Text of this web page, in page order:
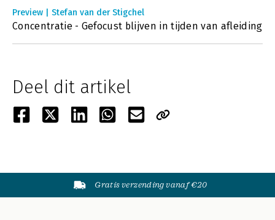
Preview | Stefan van der Stigchel
Concentratie - Gefocust blijven in tijden van afleiding
Deel dit artikel
Gratis verzending vanaf €20